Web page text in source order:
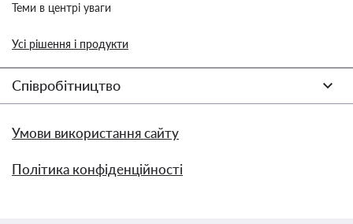
Теми в центрі уваги
Усі рішення і продукти
Співробітництво
Умови використання сайту
Політика конфіденційності